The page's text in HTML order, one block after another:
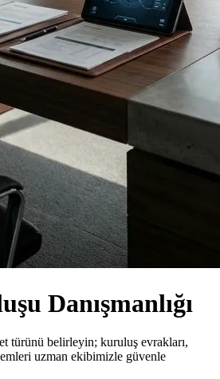
Danışmanlığı
türünü belirleyin; kuruluş evrakları,
uzman ekibimizle güvenle